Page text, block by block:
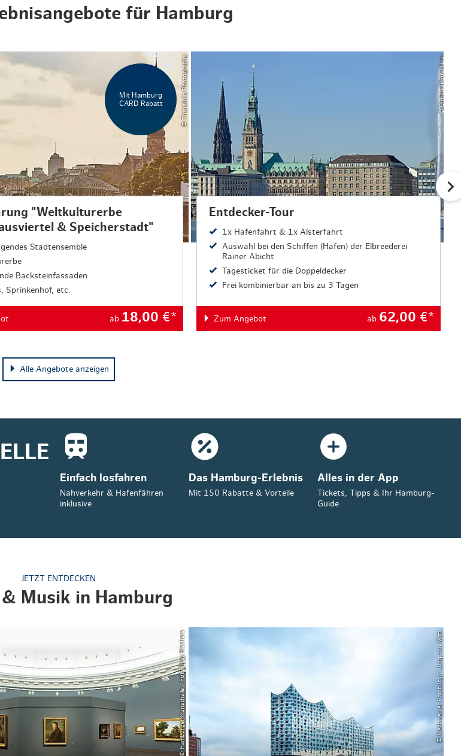
für Hamburg
Mit Hamburg
CARD Rabatt
© ThisIsJulia Photography
"Weltkulturerbe
& Speicherstadt"
Stadtensemble
Backsteinfassaden
Sprinkenhof, etc.
ab 18,00 €*
© Christian Spahrbier
Entdecker-Tour
1x Hafenfahrt & 1x Alsterfahrt
Auswahl bei den Schiffen (Hafen) der Elbreederei
Rainer Abicht
Tagesticket für die Doppeldecker
Frei kombinierbar an bis zu 3 Tagen
Zum Angebot ab 62,00 €*
Alle Angebote anzeigen
Einfach losfahren
Nahverkehr & Hafenfähren
inklusive
Das Hamburg-Erlebnis
Mit 150 Rabatte & Vorteile
Alles in der App
Tickets, Tipps & Ihr Hamburg-
Guide
JETZT ENTDECKEN
Musik in Hamburg
© Hamburger Kunsthalle / Foto: Kay Riechers © Mediaserver Hamburg / Jung von Matt